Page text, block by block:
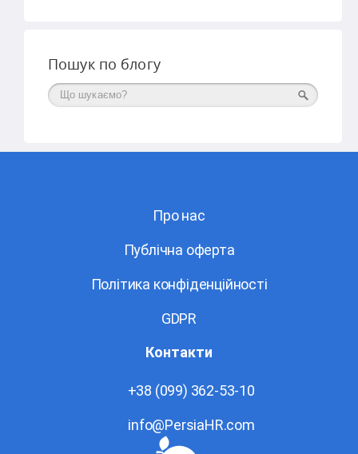
Пошук по блогу
Поиск
Про нас
Публічна оферта
Політика конфіденційності
GDPR
Контакти
+38 (099) 362-53-10
info@PersiaHR.com